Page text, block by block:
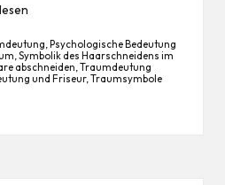
Psychologische Bedeutung
Symbolik des Haarschneidens im
abschneiden Traumdeutung
und Friseur, Traumsymbole